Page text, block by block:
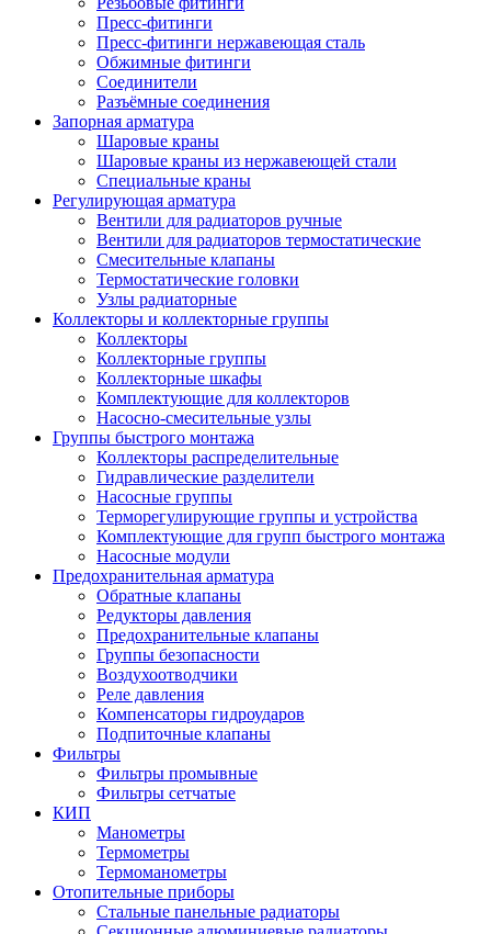
Пресс-фитинги
Пресс-фитинги нержавеющая сталь
Обжимные фитинги
Соединители
Разъёмные соединения
Запорная арматура
Шаровые краны
Шаровые краны из нержавеющей стали
Специальные краны
Регулирующая арматура
Вентили для радиаторов ручные
Вентили для радиаторов термостатические
Смесительные клапаны
Термостатические головки
Узлы радиаторные
Коллекторы и коллекторные группы
Коллекторы
Коллекторные группы
Коллекторные шкафы
Комплектующие для коллекторов
Насосно-смесительные узлы
Группы быстрого монтажа
Коллекторы распределительные
Гидравлические разделители
Насосные группы
Терморегулирующие группы и устройства
Комплектующие для групп быстрого монтажа
Насосные модули
Предохранительная арматура
Обратные клапаны
Редукторы давления
Предохранительные клапаны
Группы безопасности
Воздухоотводчики
Реле давления
Компенсаторы гидроударов
Подпиточные клапаны
Фильтры
Фильтры промывные
Фильтры сетчатые
КИП
Манометры
Термометры
Термоманометры
Отопительные приборы
Стальные панельные радиаторы